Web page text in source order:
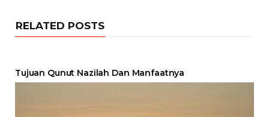
RELATED POSTS
Tujuan Qunut Nazilah Dan Manfaatnya